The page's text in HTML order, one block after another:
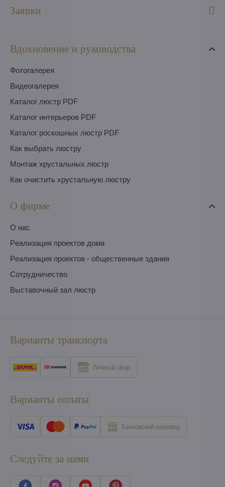
Заявки
Вдохновение и руководства
Фотогалерея
Видеогалерея
Каталог люстр PDF
Каталог интерьеров PDF
Каталог роскошных люстр PDF
Как выбрать люстру
Монтаж хрустальных люстр
Как очистить хрустальную люстру
О фирме
O нас
Pеализация проектов дома
Pеализация проектов - общественные здания
Сотрудничество
Выставочный зал люстр
Варианты транспорта
Личный сбор
Варианты оплаты
Банковский перевод
Следуйте за нами